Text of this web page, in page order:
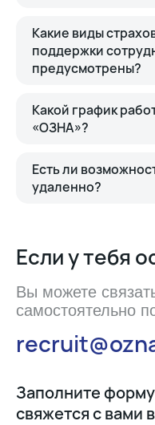
Какие виды
поддержки
предусмотрены?
Какой график
«ОЗНА»?
Есть ли
удаленно?
Если у тебя
Заполните
свяжется с вами
Вы можете
самостоятельно